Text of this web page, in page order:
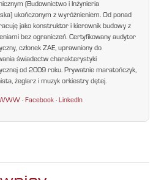
(Budownictwo i Inżynieria
ukończonym z wyróżnieniem. Od ponad
jako konstruktor i kierownik budowy z
bez ograniczeń. Certyfikowany audytor
członek ZAE, uprawniony do
świadectw charakterystyki
od 2009 roku. Prywatnie maratończyk,
żeglarz i muzyk orkiestry dętej.
·Facebook ·LinkedIn